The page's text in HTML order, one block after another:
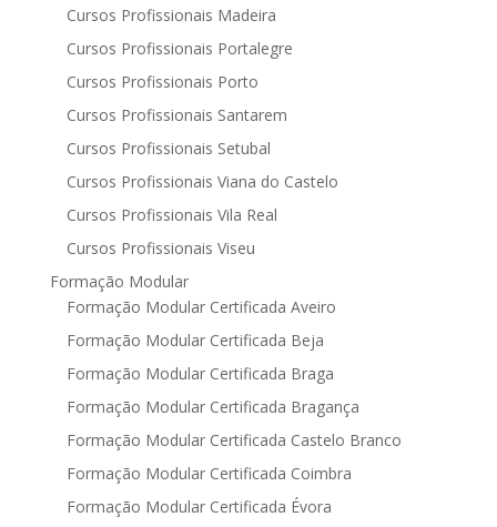
Cursos Profissionais Madeira
Cursos Profissionais Portalegre
Cursos Profissionais Porto
Cursos Profissionais Santarem
Cursos Profissionais Setubal
Cursos Profissionais Viana do Castelo
Cursos Profissionais Vila Real
Cursos Profissionais Viseu
Formação Modular
Formação Modular Certificada Aveiro
Formação Modular Certificada Beja
Formação Modular Certificada Braga
Formação Modular Certificada Bragança
Formação Modular Certificada Castelo Branco
Formação Modular Certificada Coimbra
Formação Modular Certificada Évora